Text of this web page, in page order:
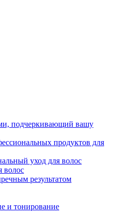
подчеркивающий вашу
продуктов для
уход для волос
волос
результатом
и тонирование